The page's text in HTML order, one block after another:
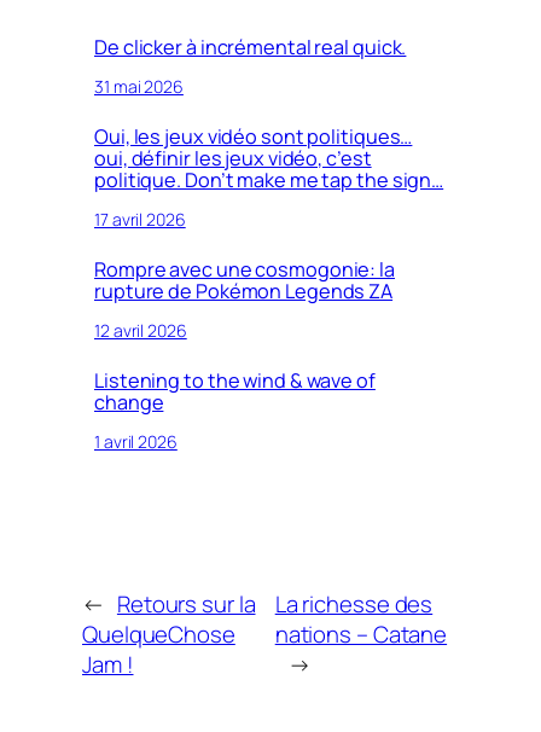
De clicker à incrémental real quick.
31 mai 2026
Oui, les jeux vidéo sont politiques…
oui, définir les jeux vidéo, c’est
politique. Don’t make me tap the sign…
17 avril 2026
Rompre avec une cosmogonie: la
rupture de Pokémon Legends ZA
12 avril 2026
Listening to the wind & wave of
change
1 avril 2026
← Retours sur la
QuelqueChose
Jam !
La richesse des
nations – Catane
→